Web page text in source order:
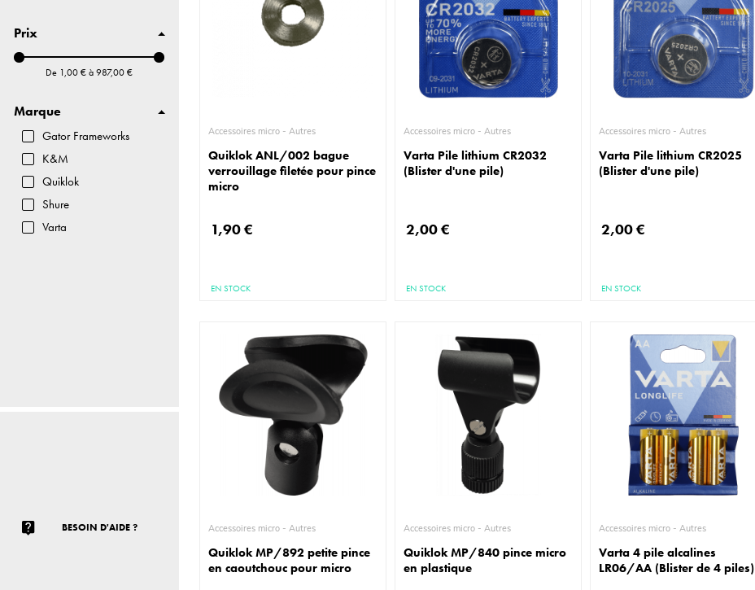
Accessoires micro - Autres
Quiklok ANL/002 bague
verrouillage filetée pour pince
micro
1,90 €
EN STOCK
Accessoires micro - Autres
Varta Pile lithium CR2032
(Blister d'une pile)
2,00 €
EN STOCK
Accessoires micro - Autres
Varta Pile lithium CR2025
(Blister d'une pile)
2,00 €
EN STOCK
Accessoires micro - Autres
Quiklok MP/892 petite pince
en caoutchouc pour micro
Accessoires micro - Autres
Quiklok MP/840 pince micro
en plastique
Accessoires micro - Autres
Varta 4 pile alcalines
LR06/AA (Blister de 4 piles)
Autres
Prix
De 1,00 € à 987,00 €
Marque
Gator Frameworks
K&M
Quiklok
Shure
Varta
BESOIN D'AIDE ?